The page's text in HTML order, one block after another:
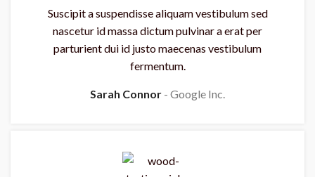
Suscipit a suspendisse aliquam vestibulum sed
nascetur id massa dictum pulvinar a erat per
parturient dui id justo maecenas vestibulum
fermentum.
Sarah Connor Google Inc.